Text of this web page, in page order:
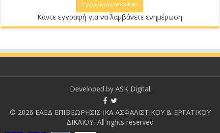
Κάντε εγγραφή για να λαμβάνετε ενημέρωση
Developed by ASK Digital
© 2026 ΕΑΕΔ ΕΠΙΘΕΩΡΗΣΙΣ ΙΚΑ ΑΣΦΑΛΙΣΤΙΚΟΥ & ΕΡΓΑΤΙΚΟΥ
ΔΙΚΑΙΟΥ, All rights reserved